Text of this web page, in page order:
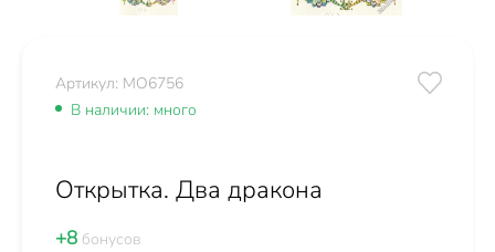
Артикул: MO6756
В наличии: много
Открытка. Два дракона
+8 бонусов